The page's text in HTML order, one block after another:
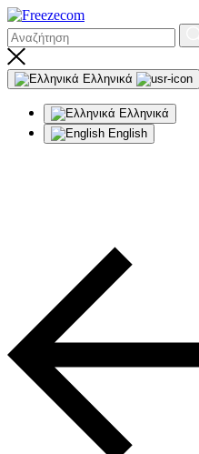
Ελληνικά
Ελληνικά
English